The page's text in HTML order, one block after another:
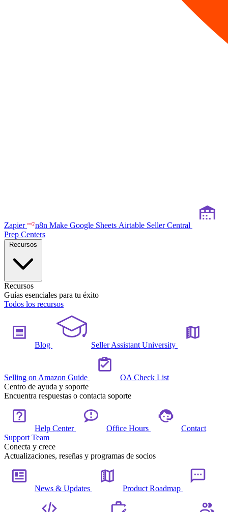
Zapier n8n Make Google Sheets Airtable Seller Central
Prep Centers
Recursos
Guías esenciales para tu éxito
Todos los recursos
Blog Seller Assistant University
Selling on Amazon Guide
OA Check List
Centro de ayuda y soporte
Encuentra respuestas o contacta soporte
Help Center Office Hours
Contact
Support Team
Conecta y crece
Actualizaciones, reseñas y programas de socios
News & Updates Product Roadmap